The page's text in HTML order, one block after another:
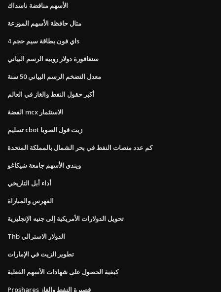
الأسهم مناقضة ناسداك
مثال حافظة الأسهم الموزعة
اي فون بطاقة سيم حجم 4s
سنغافورة دولار روبيه الرسم البياني
معدل التضخم الرسم البياني 50 سنة
أكبر حقول النفط والغاز في العالم
الفضة mcx الاستثمار
تسليم cbot زيت فول الصويا
كم عدد منصات النفط في بحر الشمال بالمملكة المتحدة
ويندي الأسهم جامعة شيكاغو
أداء أبل التاريخي
الفهرس والمباراة
تحويل الدولارات الأمريكية إلى جنيه الإنجليزية
Thb الدولار الاسترالي
تطوير الزيت في الإمارات
كيفية الحصول على شهادات الأسهم الفعلية
Proshares قصيرة النفط والغاز